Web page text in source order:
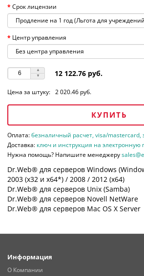
Срок лицензии
Центр управления
12 122.76 руб.
Цена за штуку: 2 020.46 руб.
КУПИТЬ
Оплата:безналичный расчет, visa/mastercard,
Доставка: ключ и инструкция на электронную
Нужна помощь? Напишите менеджеру
Dr.Web® для серверов Windows
2003 (х32 и х64*) / 2008 / 2012 (х64)
Dr.Web® для серверов Unix (Samba)
Dr.Web® для серверов Novell NetWare
Dr.Web® для серверов Mac OS X Server
Информация
О Компании